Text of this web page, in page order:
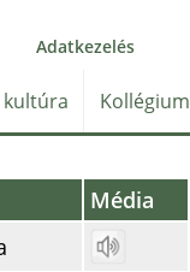
Adatkezelés
kultúra Kollégium
Média